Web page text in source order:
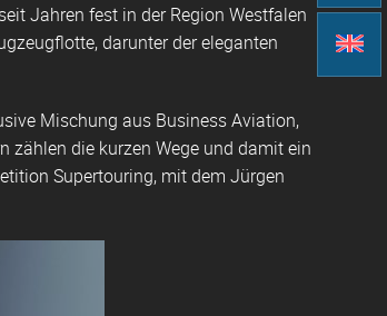
Jahren fest in der Region Westfalen
darunter der eleganten
Mischung aus Business Aviation,
zählen die kurzen Wege und damit ein
Supertouring, mit dem Jürgen